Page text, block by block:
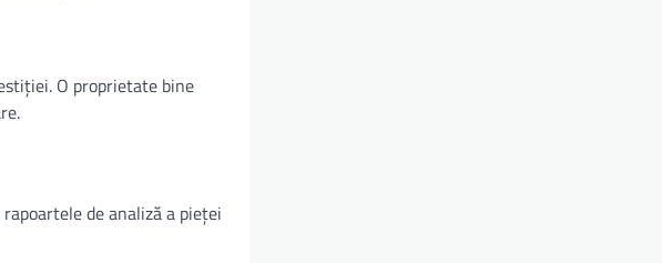
O proprietate bine
de analiză a pieței